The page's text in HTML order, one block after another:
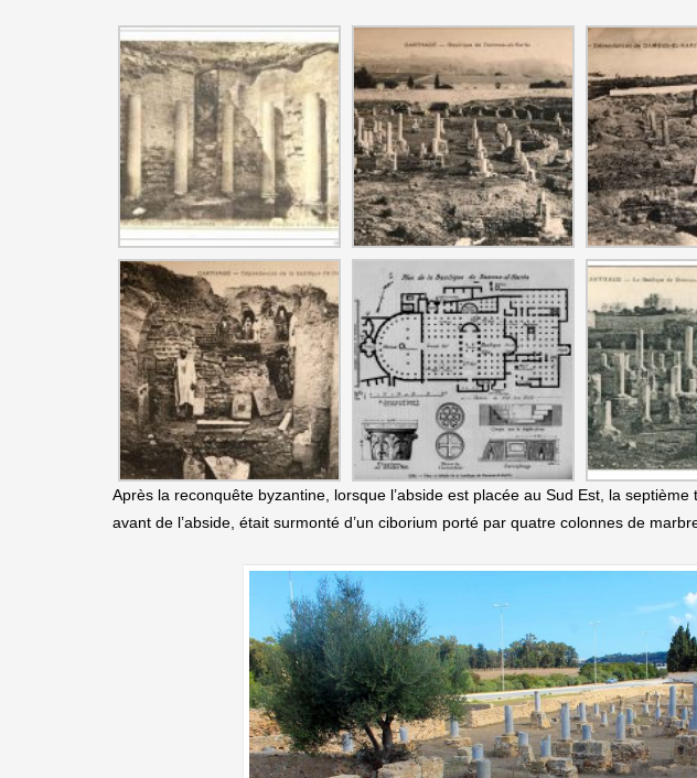
Après la reconquête byzantine, lorsque l’abside est placée au Sud Est, la
avant de l’abside, était surmonté d’un ciborium porté par quatre colonnes de